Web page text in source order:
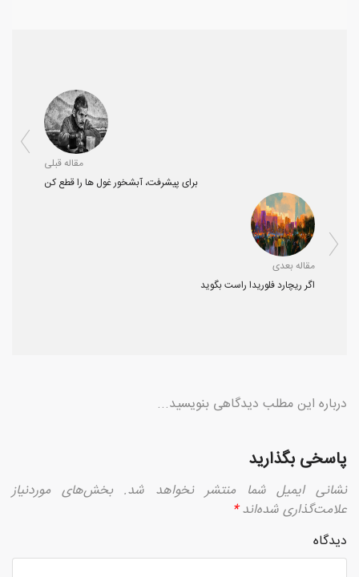
مقاله قبلی
برای پیشرفت، آبشخور غول ها را قطع کن
مقاله بعدی
اگر ریچارد فلوریدا راست بگوید
درباره این مطلب دیدگاهی بنویسید...
پاسخی بگذارید
نشانی ایمیل شما منتشر نخواهد شد. بخش‌های موردنیاز
علامت‌گذاری شده‌اند*
دیدگاه